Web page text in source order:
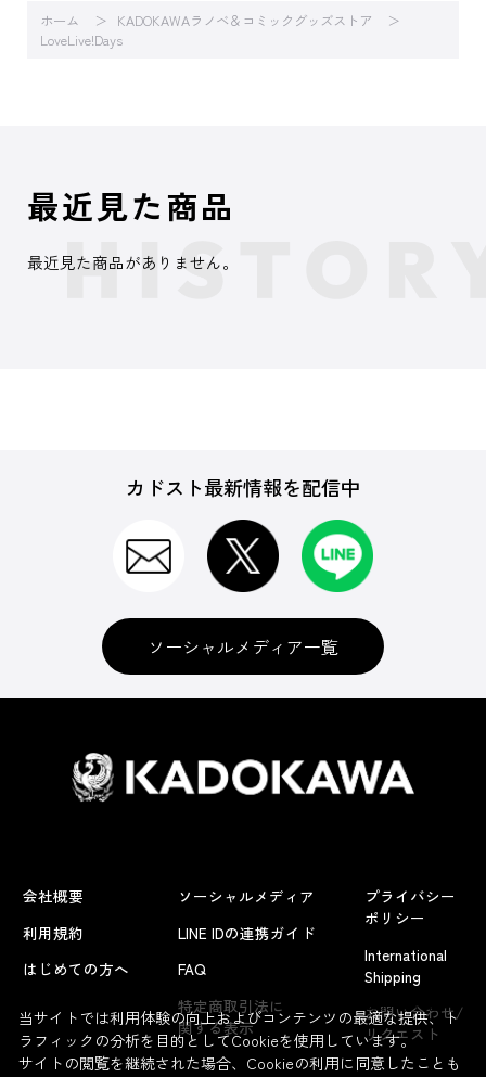
ホーム
KADOKAWAラノベ＆コミックグッズストア
LoveLive!Days
よくあるお問い合わせ
最近見た商品
最近見た商品がありません。
カドスト最新情報を配信中
ソーシャルメディア一覧
会社概要
利用規約
はじめての方へ
ソーシャルメディア
LINE IDの連携ガイド
FAQ
特定商取引法に
関する表示
プライバシー
ポリシー
International
Shipping
お問い合わせ/
リクエスト
当サイトでは利用体験の向上およびコンテンツの最適な提供、ト
ラフィックの分析を目的としてCookieを使用しています。
サイトの閲覧を継続された場合、Cookieの利用に同意したことも